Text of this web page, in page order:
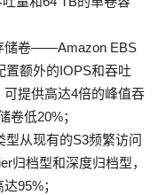
储卷——Amazon EBS
置额外的IOPS和吞吐
提供高达4倍的峰值吞
卷低20%；
从现有的S3频繁访问
归档型和深度归档型，
95%；